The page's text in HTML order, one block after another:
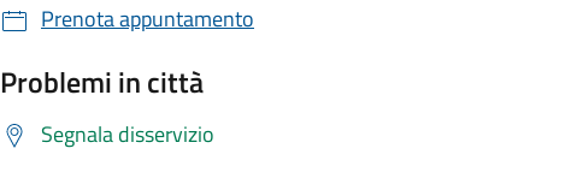
Prenota appuntamento
Problemi in città
Segnala disservizio